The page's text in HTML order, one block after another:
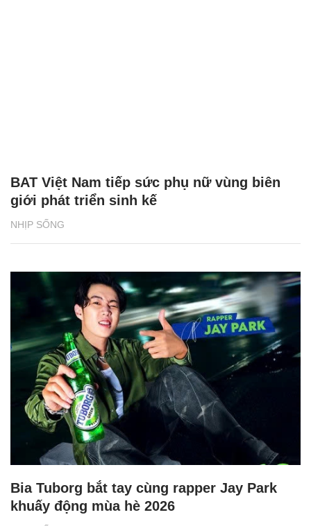
NHỊP SỐNG
BAT Việt Nam tiếp sức phụ nữ vùng biên
giới phát triển sinh kế
Bia Tuborg bắt tay cùng rapper Jay Park
khuấy động mùa hè 2026